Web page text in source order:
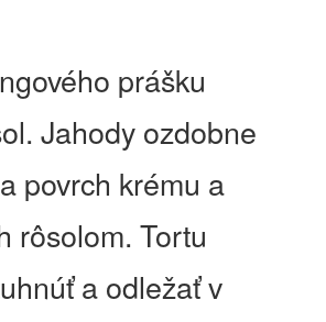
prášku
Jahody ozdobne
povrch krému a
rôsolom. Tortu
a odležať v